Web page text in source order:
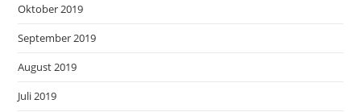
Oktober 2019
September 2019
August 2019
Juli 2019